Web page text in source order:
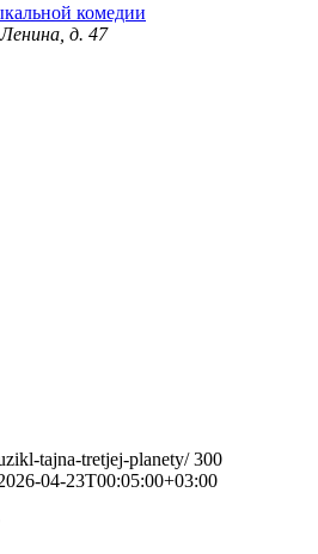
комедии
д. 47
tajna-tretjej-planety/ 300
04-23T00:05:00+03:00